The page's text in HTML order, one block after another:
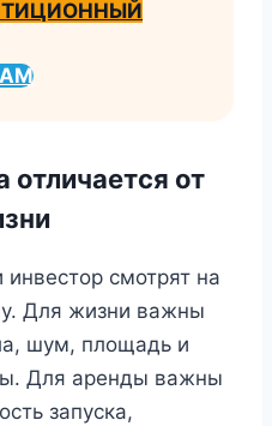
отличается от
смотрят на
Для жизни важны
шум, площадь и
Для аренды важны
запуска,